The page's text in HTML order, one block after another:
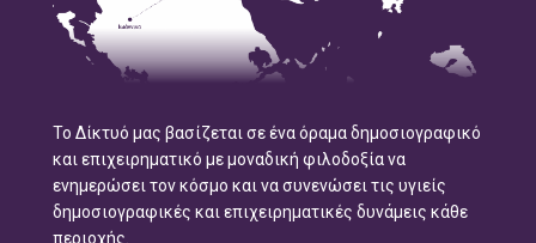
Το Δίκτυό μας βασίζεται σε ένα όραμα δημοσιογραφικό
και επιχειρηματικό με μοναδική φιλοδοξία να
ενημερώσει τον κόσμο και να συνενώσει τις υγιείς
δημοσιογραφικές και επιχειρηματικές δυνάμεις κάθε
περιοχής.